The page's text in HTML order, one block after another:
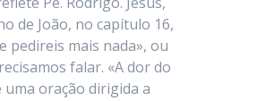
de João, no capítulo 16,
pedireis mais nada», ou
falar. «A dor do
uma oração dirigida a